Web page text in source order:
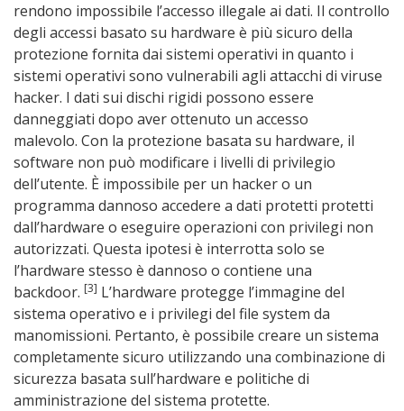
rendono impossibile l’accesso illegale ai dati. Il controllo
degli accessi basato su hardware è più sicuro della
protezione fornita dai sistemi operativi in ​​quanto i
sistemi operativi sono vulnerabili agli attacchi di viruse
hacker. I dati sui dischi rigidi possono essere
danneggiati dopo aver ottenuto un accesso
malevolo. Con la protezione basata su hardware, il
software non può modificare i livelli di privilegio
dell’utente. È impossibile per un hacker o un
programma dannoso accedere a dati protetti protetti
dall’hardware o eseguire operazioni con privilegi non
autorizzati. Questa ipotesi è interrotta solo se
l’hardware stesso è dannoso o contiene una
backdoor. [3] L’hardware protegge l’immagine del
sistema operativo e i privilegi del file system da
manomissioni. Pertanto, è possibile creare un sistema
completamente sicuro utilizzando una combinazione di
sicurezza basata sull’hardware e politiche di
amministrazione del sistema protette.